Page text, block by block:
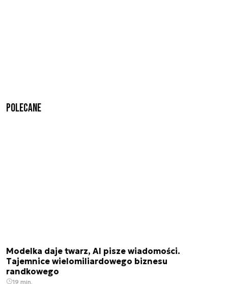
Polecane
Modelka daje twarz, AI pisze wiadomości.
Tajemnice wielomiliardowego biznesu
randkowego
19 min.